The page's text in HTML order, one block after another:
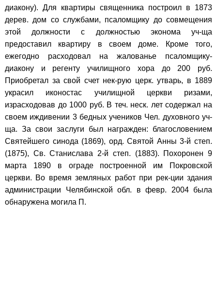
диакону). Для квартиры священника построил в 1873
дерев. дом со службами, псаломщику до совмещения
этой должности с должностью эконома уч-ща
предоставил квартиру в своем доме. Кроме того,
ежегодно расходовал на жалованье псаломщику-
диакону и регенту училищного хора до 200 руб.
Приобретал за свой счет нек-рую церк. утварь, в 1889
украсил иконостас училищной церкви ризами,
израсходовав до 1000 руб. В теч. неск. лет содержал на
своем иждивении 3 бедных учеников Чел. духовного уч-
ща. За свои заслуги был награжден: благословением
Святейшего синода (1869), орд. Святой Анны 3-й степ.
(1875), Св. Станислава 2-й степ. (1883). Похоронен 9
марта 1890 в ограде построенной им Покровской
церкви. Во время земляных работ при рек-ции здания
администрации Челябинской обл. в февр. 2004 была
обнаружена могила П.